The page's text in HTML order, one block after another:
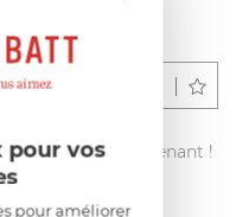
?
clients dès maintenant !
pour vos
pour améliorer